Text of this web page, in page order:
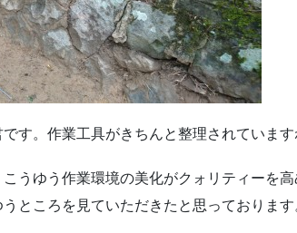
す。作業工具がきちんと整理されていま
うゆう作業環境の美化がクォリティーを
ところを見ていただきたと思っております